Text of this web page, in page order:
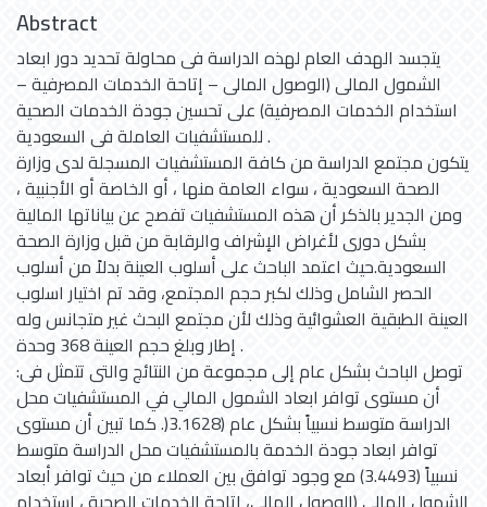
Abstract
يتجسد الهدف العام لهذه الدراسة فى محاولة تحديد دور ابعاد
الشمول المالى (الوصول المالى – إتاحة الخدمات المصرفية –
استخدام الخدمات المصرفية) على تحسين جودة الخدمات الصحية
للمستشفيات العاملة فى السعودية .
يتكون مجتمع الدراسة من كافة المستشفيات المسجلة لدى وزارة
الصحة السعودية ، سواء العامة منها ، أو الخاصة أو الأجنبية ،
ومن الجدير بالذكر أن هذه المستشفيات تفصح عن بياناتها المالية
بشكل دورى لأغراض الإشراف والرقابة من قبل وزارة الصحة
السعودية.حيث اعتمد الباحث على أسلوب العينة بدلاً من أسلوب
الحصر الشامل وذلك لكبر حجم المجتمع، وقد تم اختيار اسلوب
العينة الطبقية العشوائية وذلك لأن مجتمع البحث غير متجانس وله
إطار وبلغ حجم العينة 368 وحدة .
توصل الباحث بشكل عام إلى مجموعة من النتائج والتى تتمثل فى:
أن مستوى توافر ابعاد الشمول المالي في المستشفيات محل
الدراسة متوسط نسبياً بشكل عام (3.1628(. كما تبين أن مستوى
توافر ابعاد جودة الخدمة بالمستشفيات محل الدراسة متوسط
نسبياً (3.4493) مع وجود توافق بين العملاء من حيث توافر أبعاد